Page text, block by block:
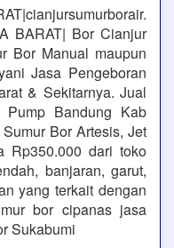
BARAT| Bor Cianjur
Bor Manual maupun
Jasa Pengeboran
& Sekitarnya. Jual
Bandung Kab
Bor Artesis, Jet
Rp350.000 dari toko
banjaran, garut,
yang terkait dengan
bor cipanas jasa
Sukabumi